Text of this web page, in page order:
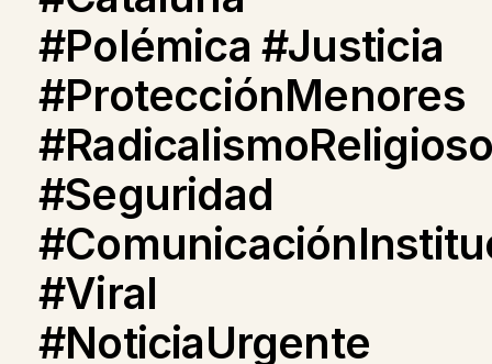
#Polémica #Justicia
#ProtecciónMenores
#Seguridad
#Viral
#NoticiaUrgente